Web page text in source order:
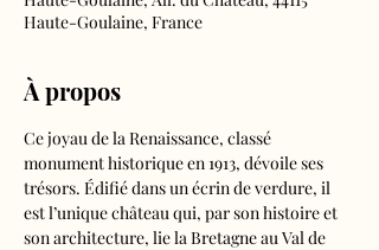
Haute-Goulaine, France
À propos
Ce joyau de la Renaissance, classé
monument historique en 1913, dévoile ses
trésors. Édifié dans un écrin de verdure, il
est l’unique château qui, par son histoire et
son architecture, lie la Bretagne au Val de